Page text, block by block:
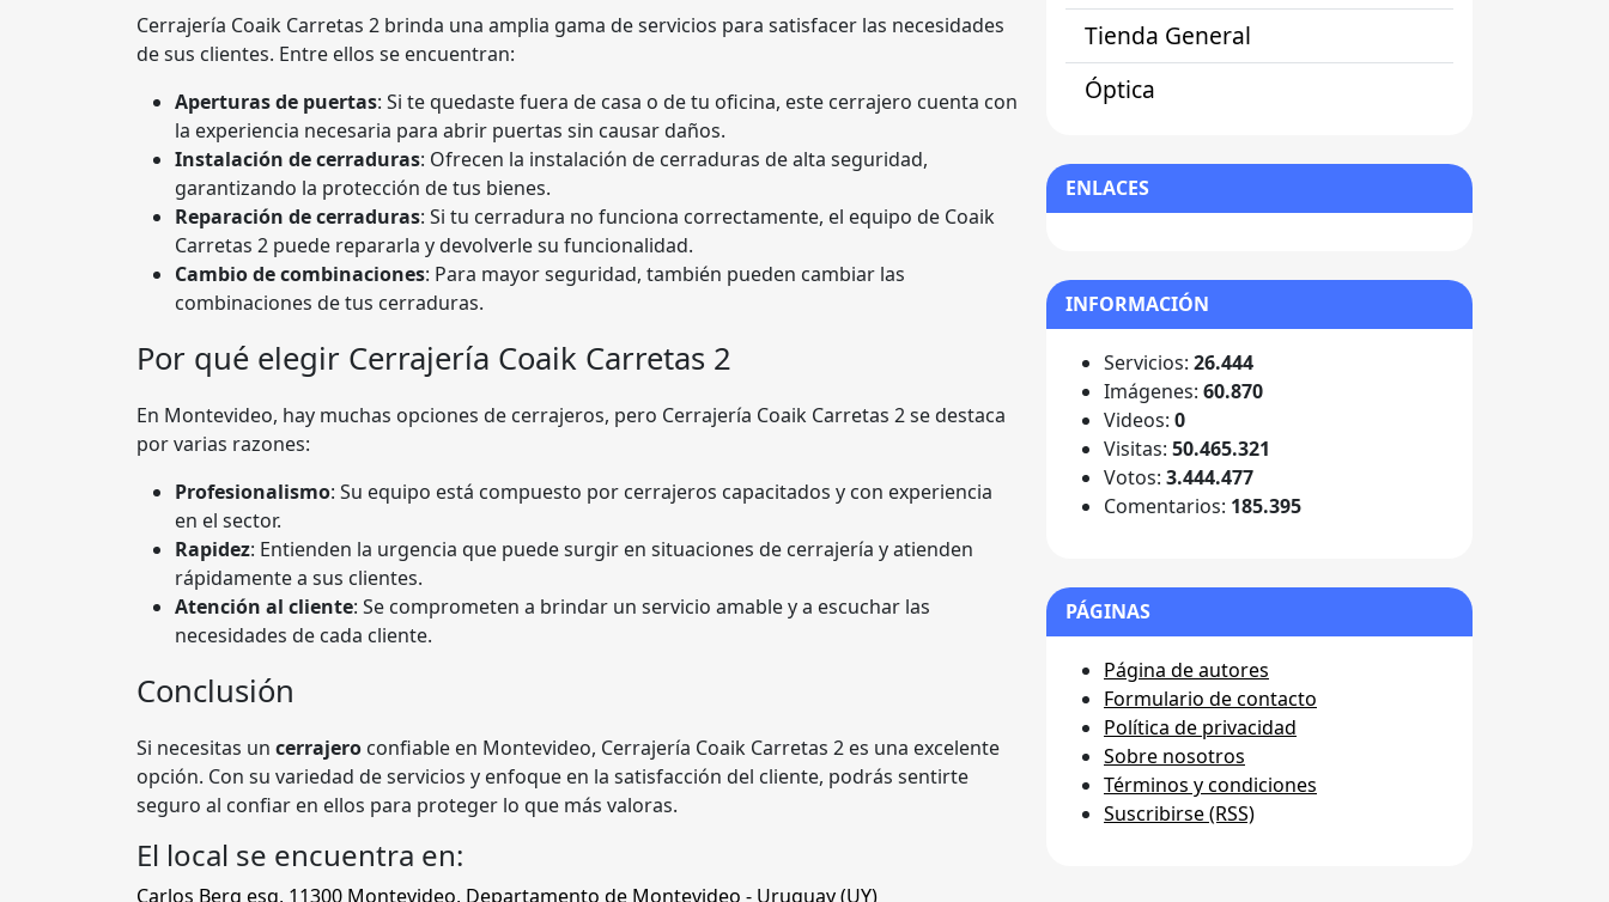
Cerrajería Coaik Carretas 2 brinda una amplia gama de servicios para satisfacer las necesidades
de sus clientes. Entre ellos se encuentran:
Aperturas de puertas: Si te quedaste fuera de casa o de tu oficina, este cerrajero cuenta con
la experiencia necesaria para abrir puertas sin causar daños.
Instalación de cerraduras: Ofrecen la instalación de cerraduras de alta seguridad,
garantizando la protección de tus bienes.
Reparación de cerraduras: Si tu cerradura no funciona correctamente, el equipo de Coaik
Carretas 2 puede repararla y devolverle su funcionalidad.
Cambio de combinaciones: Para mayor seguridad, también pueden cambiar las
combinaciones de tus cerraduras.
Por qué elegir Cerrajería Coaik Carretas 2
En Montevideo, hay muchas opciones de cerrajeros, pero Cerrajería Coaik Carretas 2 se destaca
por varias razones:
Profesionalismo: Su equipo está compuesto por cerrajeros capacitados y con experiencia
en el sector.
Rapidez: Entienden la urgencia que puede surgir en situaciones de cerrajería y atienden
rápidamente a sus clientes.
Atención al cliente: Se comprometen a brindar un servicio amable y a escuchar las
necesidades de cada cliente.
Conclusión
Si necesitas un cerrajero confiable en Montevideo, Cerrajería Coaik Carretas 2 es una excelente
opción. Con su variedad de servicios y enfoque en la satisfacción del cliente, podrás sentirte
seguro al confiar en ellos para proteger lo que más valoras.
El local se encuentra en:
Carlos Berg esq, 11300 Montevideo, Departamento de Montevideo - Uruguay (UY)
Tienda General
Óptica
ENLACES
INFORMACIÓN
Servicios: 26.444
Imágenes: 60.870
Videos: 0
Visitas: 50.465.321
Votos: 3.444.477
Comentarios: 185.395
PÁGINAS
Página de autores
Formulario de contacto
Política de privacidad
Sobre nosotros
Términos y condiciones
Suscribirse (RSS)